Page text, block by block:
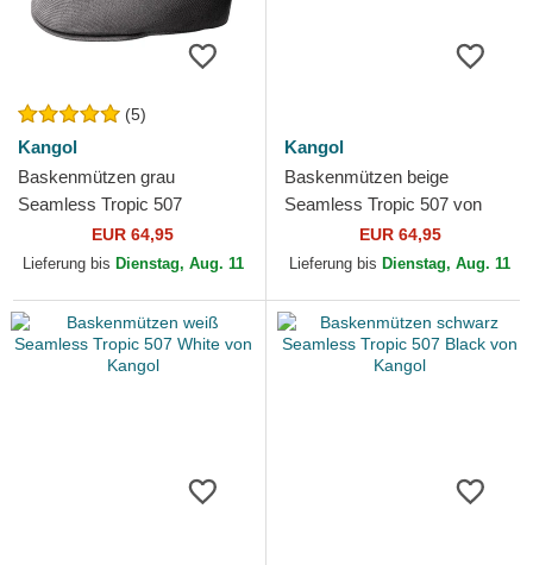
(5)
Kangol
Baskenmützen grau
Seamless Tropic 507
Charcoal von Kangol
EUR 64,95
Lieferung bis Dienstag, Aug. 11
Kangol
Baskenmützen beige
Seamless Tropic 507 von
EUR 64,95
Lieferung bis Dienstag, Aug. 11